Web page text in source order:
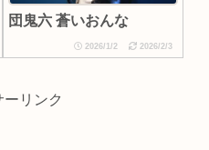
団鬼六 蒼いおんな
2026/1/2 2026/2/3
ーリンク